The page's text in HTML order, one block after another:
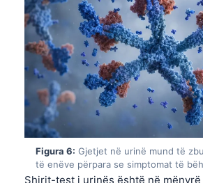
Figura 6: Gjetjet në urinë mund të
të enëve përpara se simptomat të
Shirit-test i urinës është në